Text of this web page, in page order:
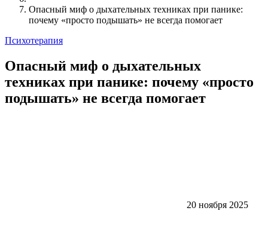
Опасный миф о дыхательных техниках при панике:
почему «просто подышать» не всегда помогает
Психотерапия
Опасный миф о дыхательных
техниках при панике: почему «просто
подышать» не всегда помогает
20 ноября 2025